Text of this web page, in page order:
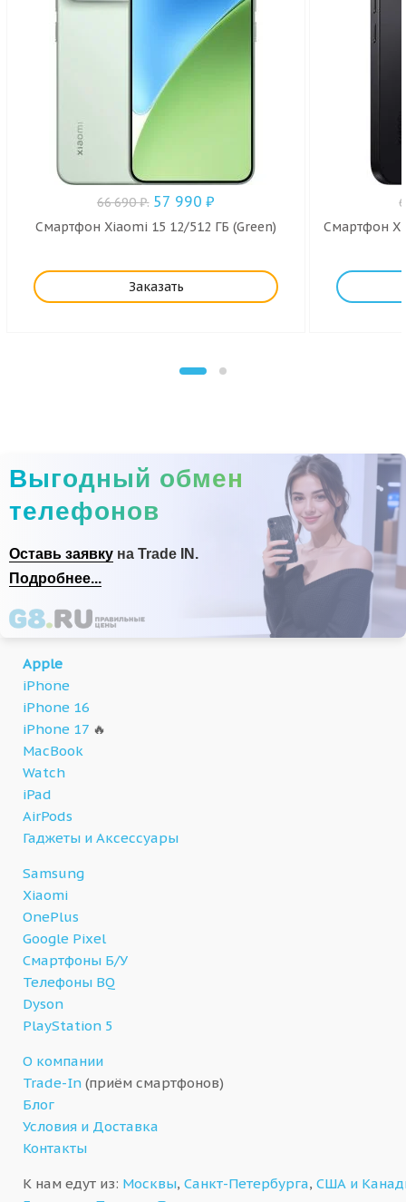
66 690₽. 57 990₽
Смартфон Xiaomi 15 12/512 ГБ (Green)
Заказать
Смартфон
Выгодный обмен
телефонов
Оставь заявку на Trade IN.
Подробнее...
Apple
iPhone
iPhone 16
iPhone 17 🔥
MacBook
Watch
iPad
AirPods
Гаджеты и Аксессуары
Samsung
Xiaomi
OnePlus
Google Pixel
Смартфоны Б/У
Телефоны BQ
Dyson
PlayStation 5
О компании
Trade-In (приём смартфонов)
Блог
Условия и Доставка
Контакты
К нам едут из: Москвы, Санкт-Петербурга, США и